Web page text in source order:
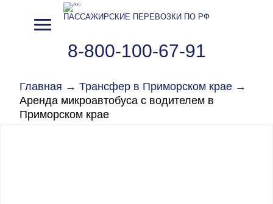
ПАССАЖИРСКИЕ ПЕРЕВОЗКИ ПО РФ
8-800-100-67-91
Главная → Трансфер в Приморском крае →
Аренда микроавтобуса с водителем в
Приморском крае